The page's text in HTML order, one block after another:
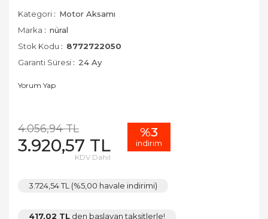
Kategori
Motor Aksamı
Marka
nüral
Stok Kodu
8772722050
Garanti Süresi
24 Ay
Yorum Yap
4.056,94 TL
3.920,57 TL
KDV Dahil
%3
indirim
3.724,54 TL (%5,00 havale indirimi)
417,02 TL den başlayan taksitlerle!